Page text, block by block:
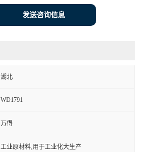
发送咨询信息
湖北
WD1791
万得
工业原材料,用于工业化大生产